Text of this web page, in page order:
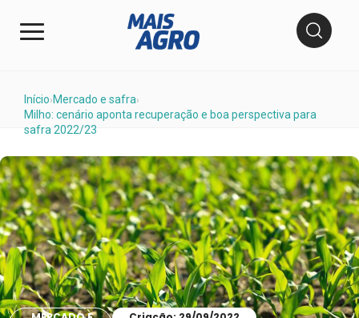
Início› Mercado e safra›
Milho: cenário aponta recuperação e boa perspectiva para
safra 2022/23